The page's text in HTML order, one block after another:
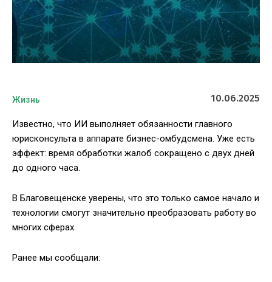
Жизнь 10.06.2025
Известно, что ИИ выполняет обязанности главного
юрисконсульта в аппарате бизнес-омбудсмена. Уже есть
эффект: время обработки жалоб сокращено с двух дней
до одного часа.
В Благовещенске уверены, что это только самое начало и
технологии смогут значительно преобразовать работу во
многих сферах.
Ранее мы сообщали: